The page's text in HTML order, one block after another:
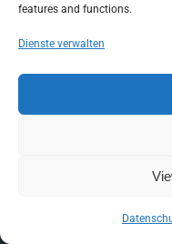
features and functions.
Dienste verwalten